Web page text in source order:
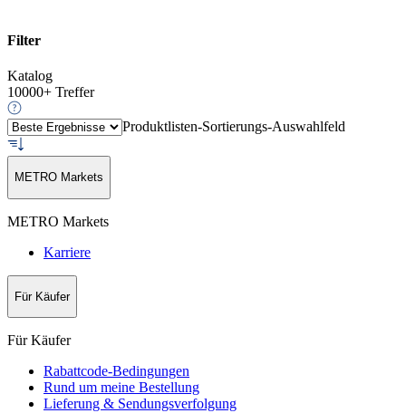
Filter
Katalog
10000+ Treffer
Produktlisten-Sortierungs-Auswahlfeld
METRO Markets
METRO Markets
Karriere
Für Käufer
Für Käufer
Rabattcode-Bedingungen
Rund um meine Bestellung
Lieferung & Sendungsverfolgung